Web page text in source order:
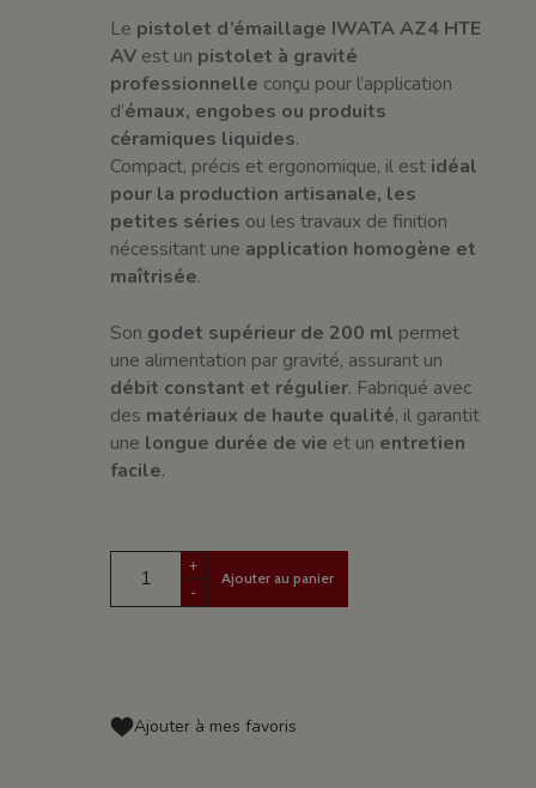
Le pistolet d’émaillage IWATA AZ4 HTE
AV est un pistolet à gravité
professionnelle conçu pour l’application
d’émaux, engobes ou produits
céramiques liquides.
Compact, précis et ergonomique, il est idéal
pour la production artisanale, les
petites séries ou les travaux de finition
nécessitant une application homogène et
maîtrisée.
Son godet supérieur de 200 ml permet
une alimentation par gravité, assurant un
débit constant et régulier. Fabriqué avec
des matériaux de haute qualité, il garantit
une longue durée de vie et un entretien
facile.
+
-
Ajouter au panier
Ajouter à mes favoris